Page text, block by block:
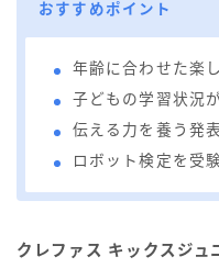
おすすめポイント
年齢に合わせた楽
子どもの学習状況
伝える力を養う発
ロボット検定を受
クレファス キックスジュ